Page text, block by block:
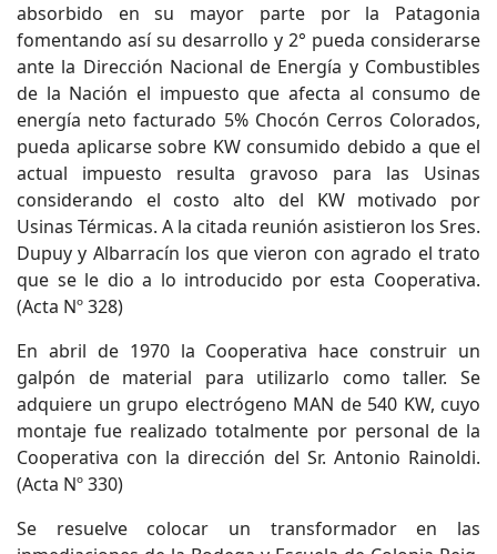
absorbido en su mayor parte por la Patagonia
fomentando así su desarrollo y 2° pueda considerarse
ante la Dirección Nacional de Energía y Combustibles
de la Nación el impuesto que afecta al consumo de
energía neto facturado 5% Chocón Cerros Colorados,
pueda aplicarse sobre KW consumido debido a que el
actual impuesto resulta gravoso para las Usinas
considerando el costo alto del KW motivado por
Usinas Térmicas. A la citada reunión asistieron los Sres.
Dupuy y Albarracín los que vieron con agrado el trato
que se le dio a lo introducido por esta Cooperativa.
(Acta Nº 328)
En abril de 1970 la Cooperativa hace construir un
galpón de material para utilizarlo como taller. Se
adquiere un grupo electrógeno MAN de 540 KW, cuyo
montaje fue realizado totalmente por personal de la
Cooperativa con la dirección del Sr. Antonio Rainoldi.
(Acta Nº 330)
Se resuelve colocar un transformador en las